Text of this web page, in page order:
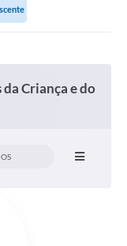
Criança e do